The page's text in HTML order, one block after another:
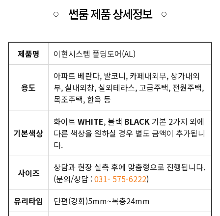
썬룸 제품 상세정보
제품명 이현시스템 폴딩도어(AL)
용도
아파트 베란다, 발코니, 카페내외부, 상가내외
부, 실내외창, 실외테라스, 고급주택, 전원주택,
목조주택, 한옥 등
기본색상
화이트 WHITE, 블랙 BLACK 기본 2가지 외에
다른 색상을 원하실 경우 별도 금액이 추가됩니
다.
사이즈
상담과 현장 실측 후에 맞춤형으로 진행됩니다.
(문의/상담 :031- 575-6222)
유리타입
단편(강화)5mm~복층24mm